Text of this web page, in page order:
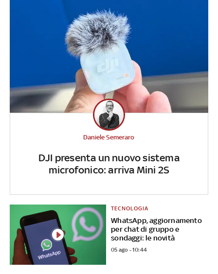
DJI presenta un nuovo sistema
microfonico: arriva Mini 2S
Daniele Semeraro
WhatsApp, aggiornamento
per chat di gruppo e
sondaggi: le novità
TECNOLOGIA
05 ago - 10:44